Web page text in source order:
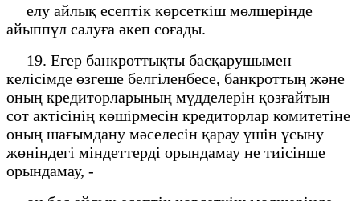
елу айлық есептік көрсеткіш мөлшерінде
айыппұл салуға әкеп соғады.
19. Егер банкроттықты басқарушымен
келісімде өзгеше белгіленбесе, банкроттың және
оның кредиторларының мүдделерін қозғайтын
сот актісінің көшірмесін кредиторлар комитетіне
оның шағымдану мәселесін қарау үшін ұсыну
жөніндегі міндеттерді орындамау не тиісінше
орындамау, -